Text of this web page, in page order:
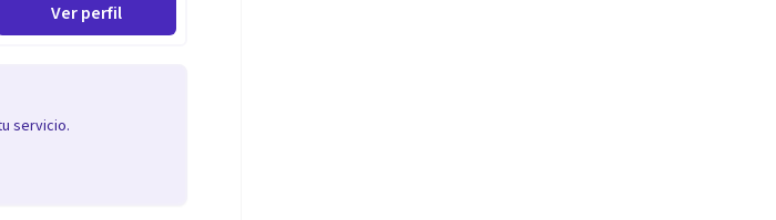
Ver perfil
servicio.